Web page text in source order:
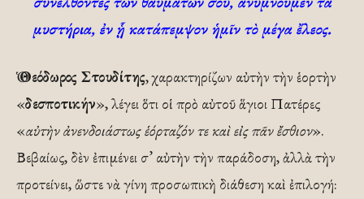
μυστήρια, ἐν ᾗ κατάπεμψον ἡμῖν τὸ μέγα ἔλεος.
ὉΘεόδωρος Στουδίτης, χαρακτηρίζων αὐτὴν τὴν ἑορτὴν
«δεσποτικήν», λέγει ὅτι οἱ πρὸ αὐτοῦ ἅγιοι Πατέρες
«αὐτὴν ἀνενδοιάστως ἑόρταζόν τε καὶ εἰς πᾶν ἔσθιον».
Βεβαίως, δὲν ἐπιμένει σ’ αὐτὴν τὴν παράδοση, ἀλλὰ τὴν
προτείνει, ὥστε νὰ γίνη προσωπικὴ διάθεση καὶ ἐπιλογή: